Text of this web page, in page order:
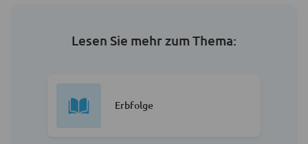
Lesen Sie mehr zum Thema:
Erbfolge